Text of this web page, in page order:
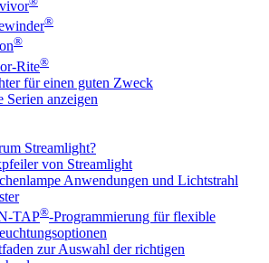
®
®
Rite®
für einen guten Zweck
Serien anzeigen
Streamlight?
von Streamlight
Anwendungen und Lichtstrahl
TAP®-Programmierung für flexible
zur Auswahl der richtigen